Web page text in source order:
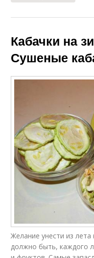
Кабачки на
Сушеные
Желание унести из
должно быть, каждого